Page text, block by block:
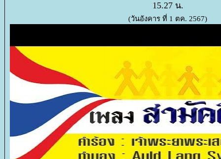
15.27 น.
(วันอังคาร ที่ 1 ตค. 2567)